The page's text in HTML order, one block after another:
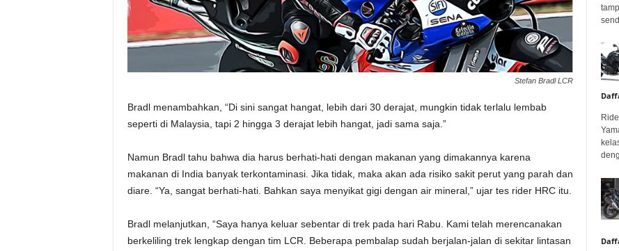
Stefan Bradl LCR
Bradl menambahkan, “Di sini sangat hangat, lebih dari 30 derajat, mungkin tidak terlalu lembab
seperti di Malaysia, tapi 2 hingga 3 derajat lebih hangat, jadi sama saja.”
Namun Bradl tahu bahwa dia harus berhati-hati dengan makanan yang dimakannya karena
makanan di India banyak terkontaminasi. Jika tidak, maka akan ada risiko sakit perut yang parah dan
diare. “Ya, sangat berhati-hati. Bahkan saya menyikat gigi dengan air mineral,” ujar tes rider HRC itu.
Bradl melanjutkan, “Saya hanya keluar sebentar di trek pada hari Rabu. Kami telah merencanakan
berkeliling trek lengkap dengan tim LCR. Beberapa pembalap sudah berjalan-jalan di sekitar lintasan